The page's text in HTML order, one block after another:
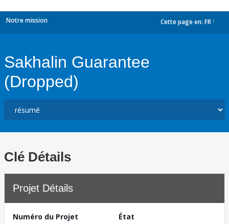
Notre mission Cette page en: FR
Sakhalin Guarantee
(Dropped)
Clé Détails
Projet Détails
Numéro du Projet
État